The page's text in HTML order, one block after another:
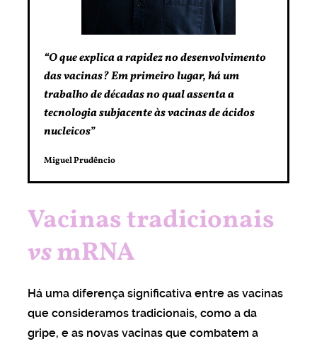
“O que explica a rapidez no desenvolvimento
das vacinas? Em primeiro lugar, há um
trabalho de décadas no qual assenta a
tecnologia subjacente às vacinas de ácidos
nucleicos”
Miguel Prudêncio
Vacinas tradicionais
vsmRNA
Há uma diferença significativa entre as vacinas
que consideramos tradicionais, como a da
gripe, e as novas vacinas que combatem a